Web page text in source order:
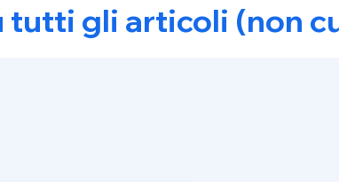
tutti gli articoli (non